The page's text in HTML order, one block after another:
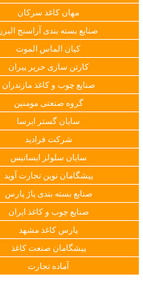
مهان کاغذ سرکان
صنایع بسته بندی آراسنج البرز
کیان الماس الموت
کارتن سازی حریر پیران
صنایع چوب و کاغذ مازندران
گروه صنعتی مومنین
سایان گستر ایرسا
شرکت فرادید
سایان سلولز ایساتیس
پیشگامان نوین تجارت آوید
صنایع بسته بندی پاژ پارس
صنایع چوب و کاغذ ایران
پارس کاغذ مشهد
پیشگامان صنعت کاغذ
آماده تجارت